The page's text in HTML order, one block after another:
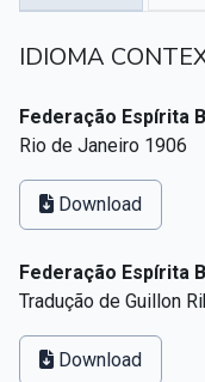
IDIOMA
Federação Espírita
Rio de Janeiro 1906
Download
Federação Espírita
Tradução de Guillon
Download